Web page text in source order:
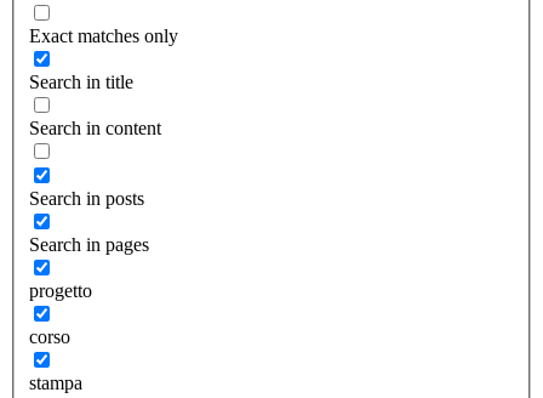
Exact matches only
Search in title
Search in content
Search in posts
Search in pages
progetto
corso
stampa